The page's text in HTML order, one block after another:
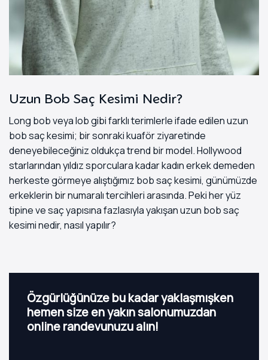
Uzun Bob Saç Kesimi Nedir?
Long bob veya lob gibi farklı terimlerle ifade edilen uzun
bob saç kesimi; bir sonraki kuaför ziyaretinde
deneyebileceğiniz oldukça trend bir model. Hollywood
starlarından yıldız sporculara kadar kadın erkek demeden
herkeste görmeye alıştığımız bob saç kesimi, günümüzde
erkeklerin bir numaralı tercihleri arasında. Peki her yüz
tipine ve saç yapısına fazlasıyla yakışan uzun bob saç
kesimi nedir, nasıl yapılır?
Özgürlüğünüze bu kadar yaklaşmışken
hemen size en yakın salonumuzdan
online randevunuzu alın!